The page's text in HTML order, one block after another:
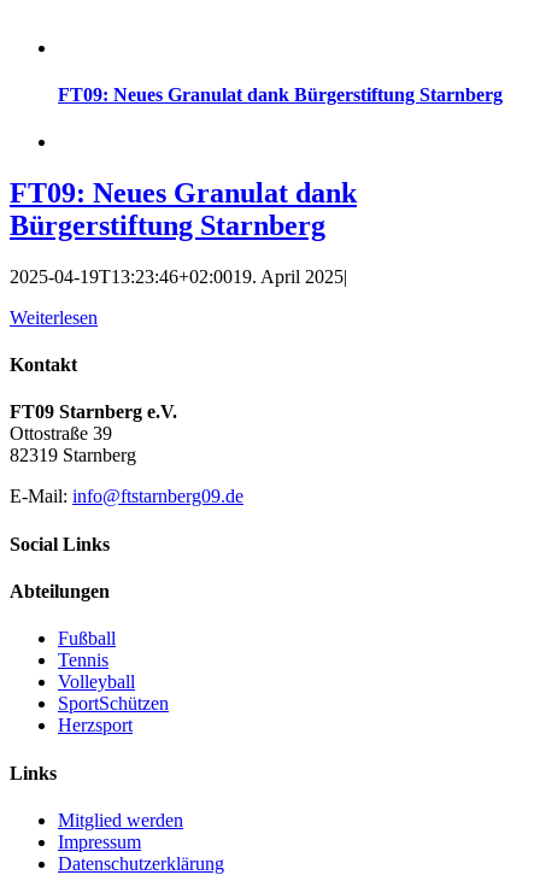
FT09: Neues Granulat dank Bürgerstiftung Starnberg
FT09: Neues Granulat dank
Bürgerstiftung Starnberg
2025-04-19T13:23:46+02:0019. April 2025|
Weiterlesen
Kontakt
FT09 Starnberg e.V.
Ottostraße 39
82319 Starnberg
E-Mail: info@ftstarnberg09.de
Social Links
Abteilungen
Fußball
Tennis
Volleyball
SportSchützen
Herzsport
Links
Mitglied werden
Impressum
Datenschutzerklärung